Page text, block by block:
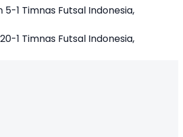
5-1 Timnas Futsal Indonesia,
1 Timnas Futsal Indonesia,